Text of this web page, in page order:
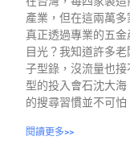
產業，但在這兩萬
真正透過專業的五
目光？我知道許多
子型錄，沒流量也
型的投入會石沈大
的搜尋習慣並不可
閱讀更多>>